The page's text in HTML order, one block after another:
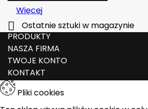
Więcej

Ostatnie sztuki w magazynie
PRODUKTY
NASZA FIRMA
TWOJE KONTO
KONTAKT
Pliki cookies